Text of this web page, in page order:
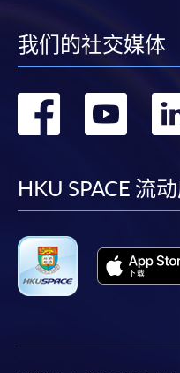
程/科目只可提交一
在網上報名過程中
子郵件帳戶。請保
除特殊情況(例如課
如須甄選入學，則
取錄的證明。學院
學費。
我们的社交媒体
转 转
HKU SPACE 流